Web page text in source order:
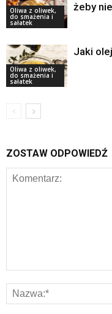
Oliwa z oliwek,
do smażenia i
sałatek
żeby
Oliwa z oliwek,
do smażenia i
sałatek
Jaki
ZOSTAW ODPOWIEDŹ